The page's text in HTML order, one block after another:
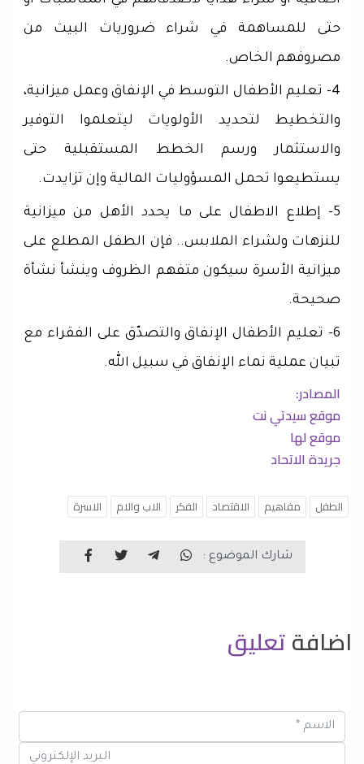
حتى للمساهمة في شراء ضروريات البيت من
مصروفهم الخاص.
4- تعليم الأطفال التوسط في الإنفاق وعمل ميزانية،
والتخطيط لتحديد الأولويات ليتعلموا التوفير
والاستثمار ورسم الخطط المستقبلية حتى
يستطيعوا تحمل المسؤوليات المالية وإن تزايدت.
5- إطلاع الاطفال على ما يحدد الأهل من ميزانية
للنزهات ولشراء الملابس.. فإن الطفل المطلع على
ميزانية الأسرة سيكون متفهم الظروف وينشأ نشأة
صحيحة.
6- تعليم الأطفال الإنفاق والتصدّق على الفقراء مع
تبيان عملية نماء الإنفاق في سبيل الله.
المصادر:
موقع سيدتي نت
موقع لها
جريدة الاتحاد
الطفل مفاهيم الاقتصاد الفكر الاب والام الاسرة
شارك الموضوع :
اضافةتعليق